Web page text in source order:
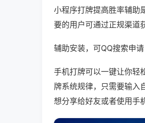
小程序打牌提高胜率辅助
要的用户可通过正规渠道
辅助安装，可QQ搜索申
手机打牌可以一键让你轻
牌系统规律，只需要输入
想分享给好友或者使用手